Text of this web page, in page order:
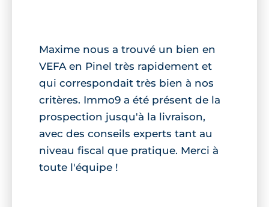
Maxime nous a trouvé un bien en
VEFA en Pinel très rapidement et
qui correspondait très bien à nos
critères. Immo9 a été présent de la
prospection jusqu'à la livraison,
avec des conseils experts tant au
niveau fiscal que pratique. Merci à
toute l'équipe !